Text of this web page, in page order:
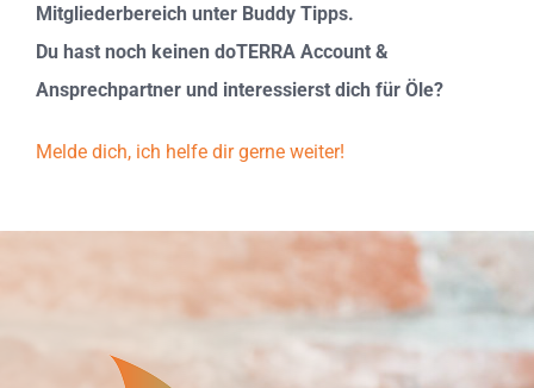
Mitgliederbereich unter Buddy Tipps.
Du hast noch keinen doTERRA Account &
Ansprechpartner und interessierst dich für Öle?
Melde dich, ich helfe dir gerne weiter!